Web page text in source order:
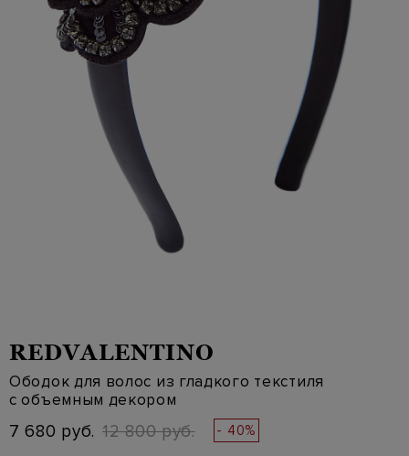
REDVALENTINO
Ободок для волос из гладкого текстиля
с объемным декором
7 680 руб. 12 800 руб. - 40%